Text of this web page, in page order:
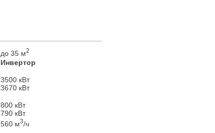
до 35 м2
Инвертор
3500 кВт
3670 кВт
800 кВт
790 кВт
560 м3/ч